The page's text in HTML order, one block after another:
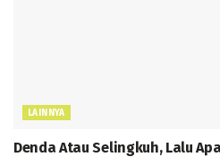
LAINNYA
Denda Atau Selingkuh, Lalu